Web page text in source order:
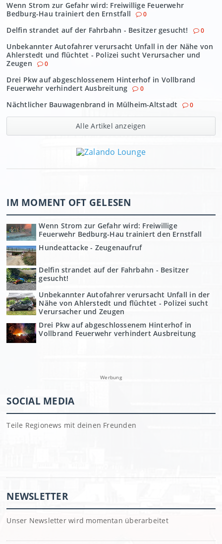
Wenn Strom zur Gefahr wird: Freiwillige Feuerwehr
Bedburg-Hau trainiert den Ernstfall
0
Delfin strandet auf der Fahrbahn - Besitzer gesucht! 0
Unbekannter Autofahrer verursacht Unfall in der Nähe von
Ahlerstedt und flüchtet - Polizei sucht Verursacher und
Zeugen
0
Drei Pkw auf abgeschlossenem Hinterhof in Vollbrand
Feuerwehr verhindert Ausbreitung
0
Nächtlicher Bauwagenbrand in Mülheim-Altstadt 0
Alle Artikel anzeigen
IM MOMENT OFT GELESEN
Wenn Strom zur Gefahr wird: Freiwillige
Feuerwehr Bedburg-Hau trainiert den Ernstfall
Hundeattacke - Zeugenaufruf
Delfin strandet auf der Fahrbahn - Besitzer
gesucht!
Unbekannter Autofahrer verursacht Unfall in der
Nähe von Ahlerstedt und flüchtet - Polizei sucht
Verursacher und Zeugen
Drei Pkw auf abgeschlossenem Hinterhof in
Vollbrand Feuerwehr verhindert Ausbreitung
Werbung
SOCIAL MEDIA
Teile Regionews mit deinen Freunden
NEWSLETTER
Unser Newsletter wird momentan überarbeitet